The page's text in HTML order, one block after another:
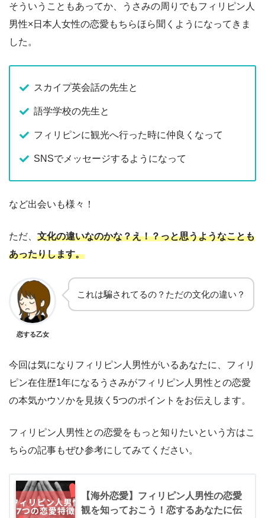
そういうこともあってか、うさみの周りでもフィリピン人
男性×日本人女性の恋愛もちらほら聞くようになってきま
した。
スカイプ英会話の先生と
語学学校の先生と
フィリピンに観光へ行った時に仲良くなって
SNSでメッセージするようになって
など出会いも様々！
ただ、 文化の違いなのかな？え！？っと思うようなことも
あったりします。
恋する乙女
これは騙されてるの？ただの文化の違い？
今回は気になりフィリピン人男性がいるあなたに、フィリ
ピン在住歴1年になるうさみがフィリピン人男性との恋愛
の本気かウソかを見抜く5つのポイントをお伝えします。
フィリピン人男性との恋愛をもっと知りたいという方はこ
ちらの記事もぜひ参考にしてみてください。
【海外恋愛】フィリピン人男性の恋愛
観を知っておこう！恋するあなたに伝